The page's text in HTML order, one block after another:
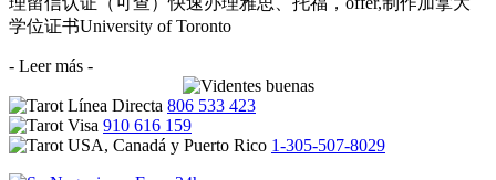
学位证书University of Toronto
- Leer más -
806 533 423
910 616 159
1-305-507-8029